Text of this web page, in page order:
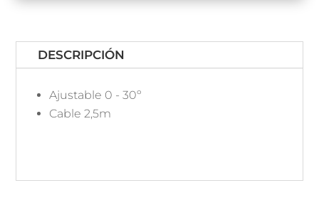
DESCRIPCIÓN
Ajustable 0 - 30º
Cable 2,5m